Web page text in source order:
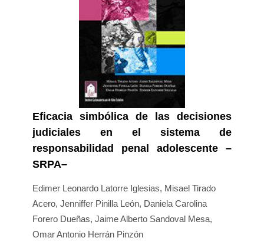
Eficacia simbólica de las decisiones
judiciales en el sistema de
responsabilidad penal adolescente –
SRPA–
Edimer Leonardo Latorre Iglesias, Misael Tirado
Acero, Jenniffer Pinilla León, Daniela Carolina
Forero Dueñas, Jaime Alberto Sandoval Mesa,
Omar Antonio Herrán Pinzón